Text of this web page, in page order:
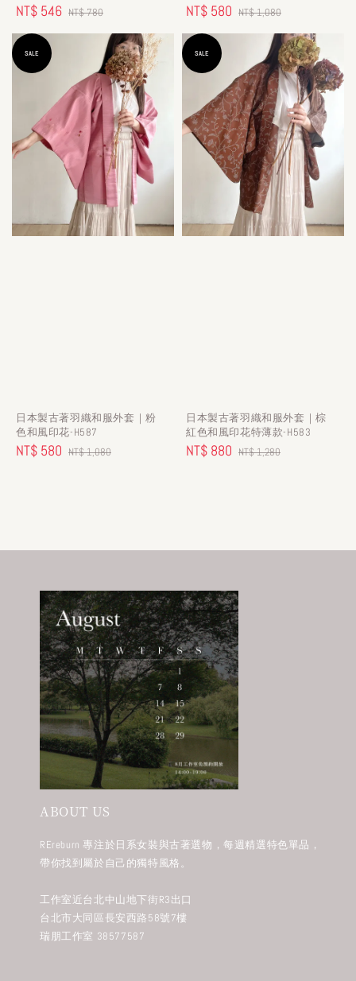
Sale
price
NT$ 546 Regular
price
NT$ 780
Sale
price
NT$ 580 Regular
price
NT$ 1,080
SALE
日本製古著羽織和服外套｜粉
色和風印花-H587
Sale
NT$ 580 Regular
NT$ 1,080
SALE
日本製古著羽織和服外套｜棕
紅色和風印花特薄款-H583
Sale
NT$ 880 Regular
NT$ 1,280
ABOUT US
REreburn 專注於日系女裝與古著選物，每週精選特色單品，
帶你找到屬於自己的獨特風格。
工作室近台北中山地下街R3出口
台北市大同區長安西路58號7樓
瑞朋工作室 38577587